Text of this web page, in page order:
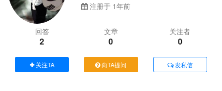
注册于 1年前
回答
2
文章
0
关注者
0
关注TA 向TA提问 发私信